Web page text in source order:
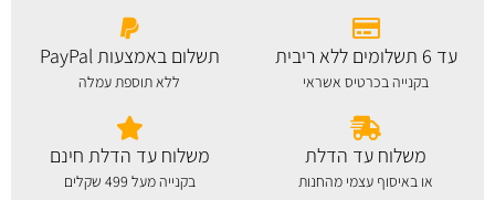
עד 6 תשלומים ללא ריבית
בקנייה בכרטיס אשראי
תשלום באמצעות PayPal
ללא תוספת עמלה
משלוח עד הדלת
או באיסוף עצמי מהחנות
משלוח עד הדלת חינם
בקנייה מעל 499 שקלים